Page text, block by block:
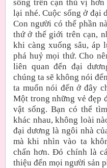
sống trên cạn thú vị
lại nhé. Cuộc sống ở đại
Con người có thể phần
thứ ở thế giới trên cạn,
khi càng xuống sâu, áp
phá huỷ mọi thứ. Cho
liên quan đến đại
chúng ta sẽ không nói
ta muốn nói đến ở đây
Một trong những vẻ đẹp
vật sống. Bạn có thể
khác nhau, không loài
đại dương là ngôi nhà
mà khi nhìn vào ta
chấn hơn. Đó chính là
thiệu đến mọi người sản